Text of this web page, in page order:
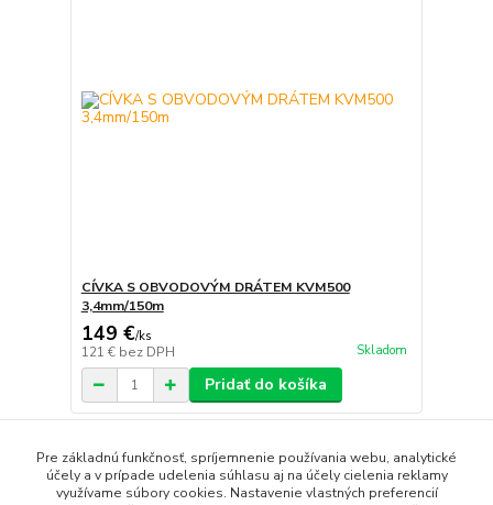
CÍVKA S OBVODOVÝM DRÁTEM KVM500
3,4mm/150m
149 €/ks
121 € bez DPH Skladom
Pridať do košíka
strana z 1
Pre základnú funkčnosť, spríjemnenie používania webu, analytické
účely a v prípade udelenia súhlasu aj na účely cielenia reklamy
využívame súbory cookies. Nastavenie vlastných preferencií